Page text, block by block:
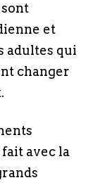
et
adultes qui
changer
avec la